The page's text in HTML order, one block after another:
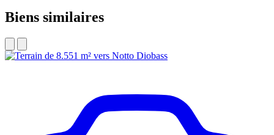
Biens similaires